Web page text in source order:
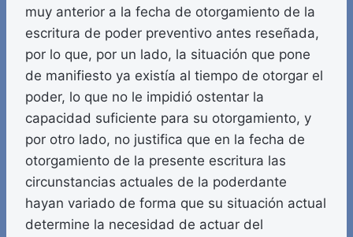
muy anterior a la fecha de otorgamiento de la
escritura de poder preventivo antes reseñada,
por lo que, por un lado, la situación que pone
de manifiesto ya existía al tiempo de otorgar el
poder, lo que no le impidió ostentar la
capacidad suficiente para su otorgamiento, y
por otro lado, no justifica que en la fecha de
otorgamiento de la presente escritura las
circunstancias actuales de la poderdante
hayan variado de forma que su situación actual
determine la necesidad de actuar del